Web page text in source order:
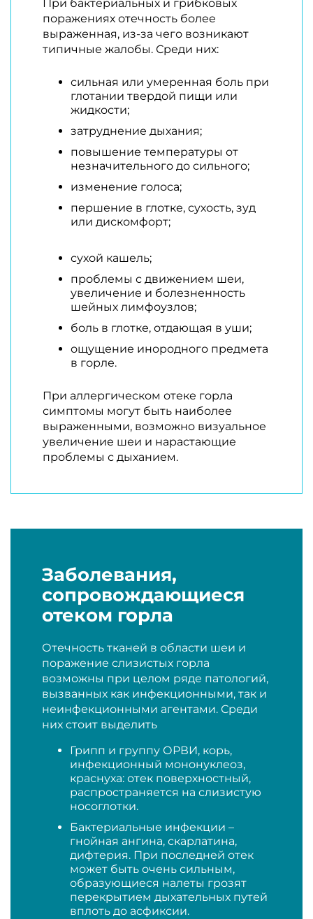
При бактериальных и грибковых
поражениях отечность более
выраженная, из-за чего возникают
типичные жалобы. Среди них:
сильная или умеренная боль при
глотании твердой пищи или
жидкости;
затруднение дыхания;
повышение температуры от
незначительного до сильного;
изменение голоса;
першение в глотке, сухость, зуд
или дискомфорт;
сухой кашель;
проблемы с движением шеи,
увеличение и болезненность
шейных лимфоузлов;
боль в глотке, отдающая в уши;
ощущение инородного предмета
в горле.
При аллергическом отеке горла
симптомы могут быть наиболее
выраженными, возможно визуальное
увеличение шеи и нарастающие
проблемы с дыханием.
Заболевания,
сопровождающиеся
отеком горла
Отечность тканей в области шеи и
поражение слизистых горла
возможны при целом ряде патологий,
вызванных как инфекционными, так и
неинфекционными агентами. Среди
них стоит выделить
Грипп и группу ОРВИ, корь,
инфекционный мононуклеоз,
краснуха: отек поверхностный,
распространяется на слизистую
носоглотки.
Бактериальные инфекции –
гнойная ангина, скарлатина,
дифтерия. При последней отек
может быть очень сильным,
образующиеся налеты грозят
перекрытием дыхательных путей
вплоть до асфиксии.